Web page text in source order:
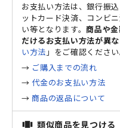
お支払い方法は、銀行振
ットカード決済、コンビ
い等となります。商品や
だけるお支払い方法が異
い方法 」をご確認ください
→ ご購入までの流れ
→代金のお支払い方法
→ 商品の返品について
view_carousel 類似商品を見つける